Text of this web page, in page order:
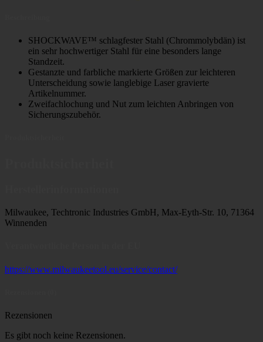
SHOCKWAVE™ schlagfester Stahl (Chrommolybdän) ist
ein sehr hochwertiger Stahl für eine besonders lange
Standzeit.
Gestanzte und farbliche markierte Größen zur leichteren
Unterscheidung sowie langlebige Laser gravierte
Artikelnummer.
Zweifachlochung und Nut zum leichten Anbringen von
Sicherungszubehör.
Milwaukee, Techtronic Industries GmbH, Max-Eyth-Str. 10, 71364
Winnenden
https://www.milwaukeetool.eu/service/contact/
Rezensionen
Es gibt noch keine Rezensionen.